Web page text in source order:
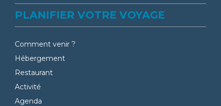
PLANIFIER VOTRE VOYAGE
Comment venir ?
Hébergement
Restaurant
Activité
Agenda